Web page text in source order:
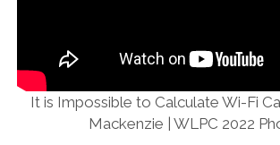
It is Impossible to Calculate Wi-Fi
Mackenzie | WLPC 2022